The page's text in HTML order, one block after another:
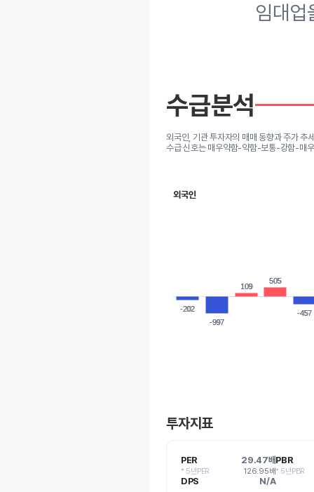
임대업
수급분석
외국인, 기관 투자자의 매매 동향과 주가 추
수급 신호는 매우약함-약함-보통-강함-매
외국인
-202
-202
-997
-997
109
109
505
505
-457
-457
투자지표
PER 29.47배
* 5년PER 126.95배
PBR
* 5년PBR
DPS N/A